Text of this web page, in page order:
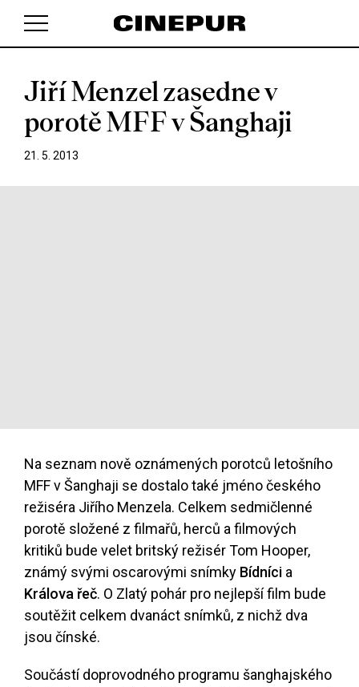
V košíku zatím nemáte žádné položky.
Jiří Menzel zasedne v
porotě MFF v Šanghaji
21. 5. 2013
Na seznam nově oznámených porotců letošního
MFF v Šanghaji se dostalo také jméno českého
režiséra Jiřího Menzela. Celkem sedmičlenné
porotě složené z filmařů, herců a filmových
kritiků bude velet britský režisér Tom Hooper,
známý svými oscarovými snímky Bídníci a
Králova řeč. O Zlatý pohár pro nejlepší film bude
soutěžit celkem dvanáct snímků, z nichž dva
jsou čínské.
Součástí doprovodného programu šanghajského